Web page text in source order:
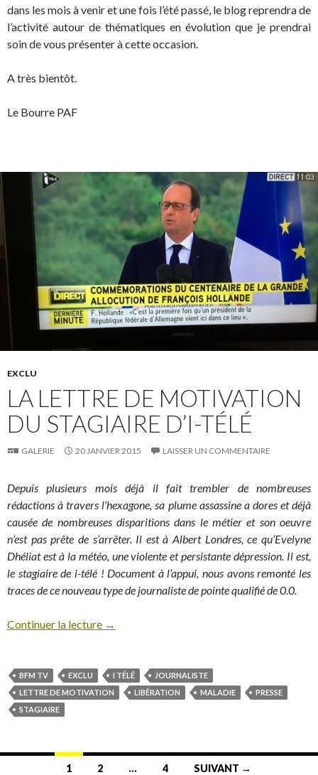
dans les mois à venir et une fois l’été passé, le blog reprendra de
l’activité autour de thématiques en évolution que je prendrai
soin de vous présenter à cette occasion.
A très bientôt.
Le Bourre PAF
EXCLU
LA LETTRE DE MOTIVATION
DU STAGIAIRE D’I-TÉLÉ
GALERIE 20 JANVIER 2015 LAISSER UN COMMENTAIRE
Depuis plusieurs mois déjà il fait trembler de nombreuses
rédactions à travers l’hexagone, sa plume assassine a dores et déjà
causée de nombreuses disparitions dans le métier et son oeuvre
n’est pas prête de s’arrêter. Il est à Albert Londres, ce qu’Evelyne
Dhéliat est à la météo, une violente et persistante dépression. Il est,
le stagiaire de i-télé ! Document à l’appui, nous avons remonté les
traces de ce nouveau type de journaliste de pointe qualifié de 0.0.
Continuer la lecture →
BFM TV EXCLU I TÉLÉ
JOURNALISTE
LETTRE DE MOTIVATION
LIBÉRATION MALADIE
PRESSE
STAGIAIRE
1 2 … 4 SUIVANT →